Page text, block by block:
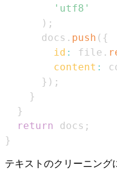
'utf8'
) ;
      docs
. push ( {
id : file .
content :
} ) ;
}
}
return
docs ;
}
テキストのクリーニング